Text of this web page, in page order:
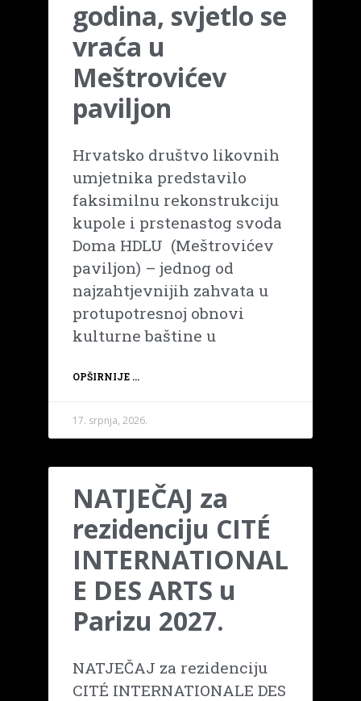
godina, svjetlo se
vraća u
Meštrovićev
paviljon
Hrvatsko društvo likovnih
umjetnika predstavilo
faksimilnu rekonstrukciju
kupole i prstenastog svoda
Doma HDLU (Meštrovićev
paviljon) – jednog od
najzahtjevnijih zahvata u
protupotresnoj obnovi
kulturne baštine u
OPŠIRNIJE ...
17. srpnja, 2026.
NATJEČAJ za
rezidenciju CITÉ
INTERNATIONAL
E DES ARTS u
Parizu 2027.
NATJEČAJ za rezidenciju
CITÉ INTERNATIONALE DES